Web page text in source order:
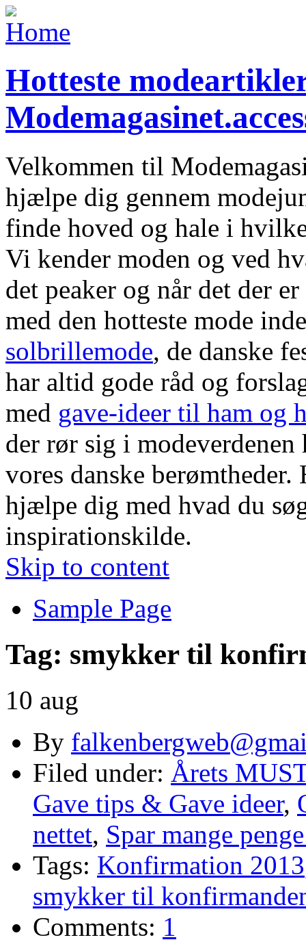
Hotteste
Velkommen til
hjælpe dig gennem
finde hoved og hale i
Vi kender moden og ved
det peaker og når det der
med den hotteste mode
solbrillemode, de danske
har altid gode råd og
med gave-ideer til ham og
der rør sig i
vores danske
hjælpe dig med hvad du
inspirationskilde.
Skip to content
Sample Page
Tag: smykker til
10 aug
By
Filed under: Årets
Gave tips & Gave ideer,
nettet, Spar mange
Tags: Konfirmation 2013
smykker til
Comments: 1